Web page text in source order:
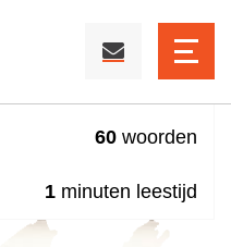
1 januari 2026
60 woorden
1 minuten leestijd